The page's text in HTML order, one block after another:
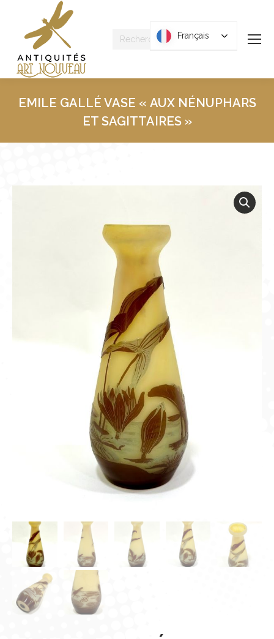
Recherche
EMILE GALLÉ VASE « AUX NÉNUPHARS
ET SAGITTAIRES »
Français
Français